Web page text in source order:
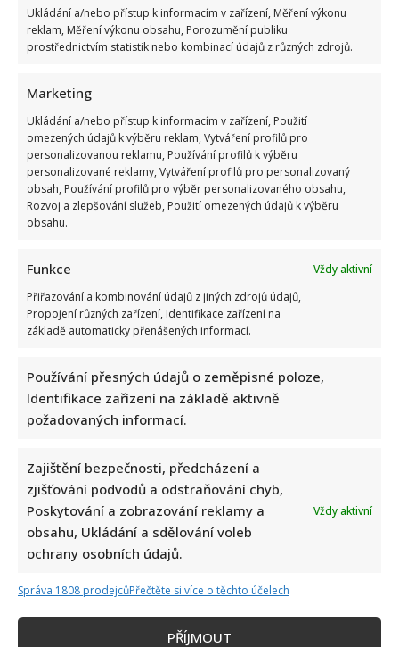
Ukládání a/nebo přístup k informacím v zařízení, Měření výkonu
reklam, Měření výkonu obsahu, Porozumění publiku
prostřednictvím statistik nebo kombinací údajů z různých zdrojů.
Marketing
Ukládání a/nebo přístup k informacím v zařízení, Použití
omezených údajů k výběru reklam, Vytváření profilů pro
personalizovanou reklamu, Používání profilů k výběru
personalizované reklamy, Vytváření profilů pro personalizovaný
obsah, Používání profilů pro výběr personalizovaného obsahu,
Rozvoj a zlepšování služeb, Použití omezených údajů k výběru
obsahu.
Funkce
Vždy aktivní
Přiřazování a kombinování údajů z jiných zdrojů údajů,
Propojení různých zařízení, Identifikace zařízení na
základě automaticky přenášených informací.
Používání přesných údajů o zeměpisné poloze,
Identifikace zařízení na základě aktivně
požadovaných informací.
Zajištění bezpečnosti, předcházení a
zjišťování podvodů a odstraňování chyb,
Poskytování a zobrazování reklamy a
obsahu, Ukládání a sdělování voleb
ochrany osobních údajů.
Vždy aktivní
Správa 1808 prodejcůPřečtěte si více o těchto účelech
PŘÍJMOUT
Celebrity
pražské vile ma k dispozici i bazén a vnitřní atrium
5. 8. 2026
Celebrity
Fotokvíz o českých hercích: 10 fotografií prověří, kdo